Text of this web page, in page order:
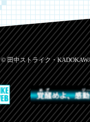
© 田中ストライク・